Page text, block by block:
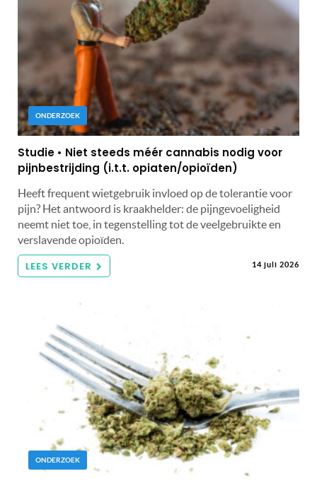
ONDERZOEK
Studie • Niet steeds méér cannabis nodig voor
pijnbestrijding (i.t.t. opiaten/opioïden)
Heeft frequent wietgebruik invloed op de tolerantie voor
pijn? Het antwoord is kraakhelder: de pijngevoeligheid
neemt niet toe, in tegenstelling tot de veelgebruikte en
verslavende opioïden.
LEES VERDER 14 juli 2026
ONDERZOEK